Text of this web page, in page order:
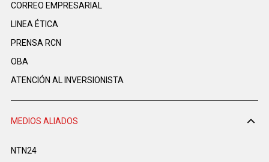
CORREO EMPRESARIAL
LINEA ÉTICA
PRENSA RCN
OBA
ATENCIÓN AL INVERSIONISTA
MEDIOS ALIADOS
NTN24